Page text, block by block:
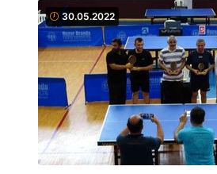
30.05.2022